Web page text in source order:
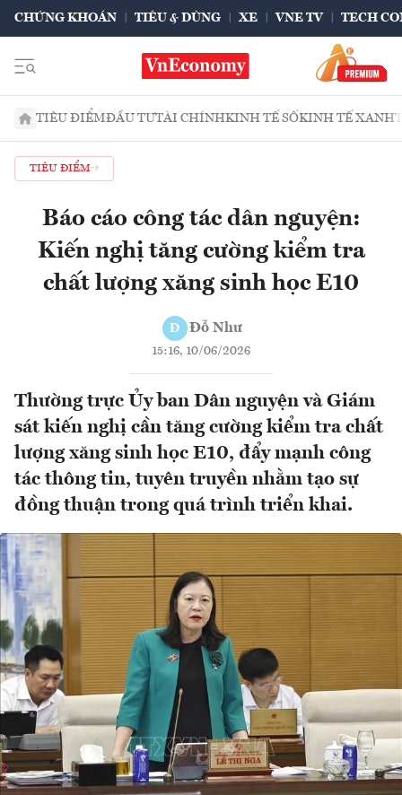
CHỨNG KHOÁN TIÊU & DÙNG XE VNE TV TECH
TIÊU ĐIỂMĐẦU TƯTÀI CHÍNHKINH TẾ SỐKINH TẾ XANH
TIÊU ĐIỂM
Báo cáo công tác dân nguyện:
Kiến nghị tăng cường kiểm tra
chất lượng xăng sinh học E10
Đ Đỗ Như
15:16, 10/06/2026
Thường trực Ủy ban Dân nguyện và Giám
sát kiến nghị cần tăng cường kiểm tra chất
lượng xăng sinh học E10, đẩy mạnh công
tác thông tin, tuyên truyền nhằm tạo sự
đồng thuận trong quá trình triển khai.